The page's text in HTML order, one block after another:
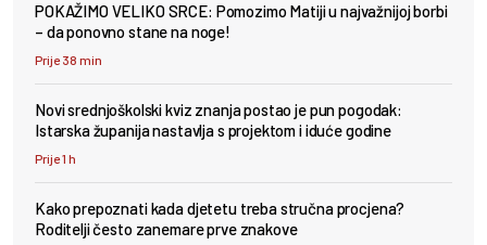
POKAŽIMO VELIKO SRCE: Pomozimo Matiji u najvažnijoj borbi
– da ponovno stane na noge!
Prije 38 min
Novi srednjoškolski kviz znanja postao je pun pogodak:
Istarska županija nastavlja s projektom i iduće godine
Prije 1 h
Kako prepoznati kada djetetu treba stručna procjena?
Roditelji često zanemare prve znakove